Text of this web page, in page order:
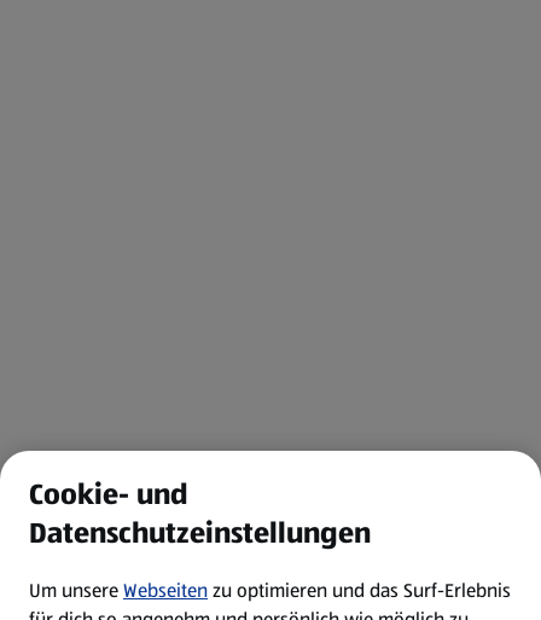
Cookie- und
Datenschutzeinstellungen
Um unsereWebseitenzu optimieren und das Surf-Erlebnis